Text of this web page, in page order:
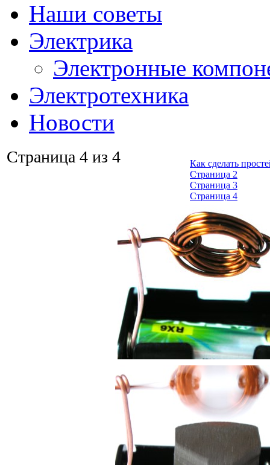
Наши советы
Электрика
Электронные
Электротехника
Новости
Как сделать
Страница 2
Страница 3
Страница 4
Страница 4 из 4